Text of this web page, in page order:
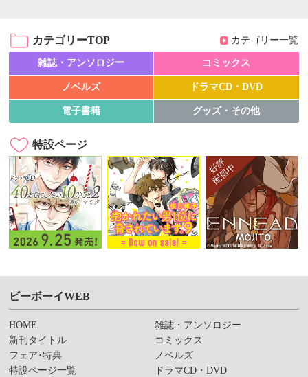
カテゴリーTOP カテゴリー一覧
雑誌・アンソロジー コミックス
ノベルズ ドラマCD・DVD
電子書籍 グッズ・その他
特設ページ
ビーボーイWEB
HOME
新刊タイトル
フェア･特典
特設ページ一覧
雑誌・アンソロジー
コミックス
ノベルズ
ドラマCD・DVD